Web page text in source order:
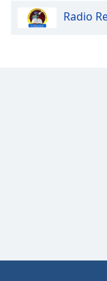
Radio